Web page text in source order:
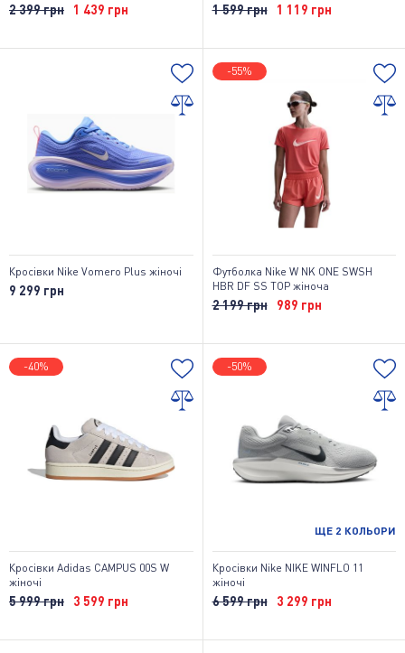
2 399 грн 1 439 грн 1 599 грн 1 119 грн
Кросівки Nike Vomero Plus жіночі
9 299 грн
-55%
Футболка Nike W NK ONE SWSH
HBR DF SS TOP жіноча
2 199 грн 989 грн
-40%
Кросівки Adidas CAMPUS 00S W
жіночі
5 999 грн 3 599 грн
-50%
ЩЕ 2 КОЛЬОРИ
Кросівки Nike NIKE WINFLO 11
жіночі
6 599 грн 3 299 грн